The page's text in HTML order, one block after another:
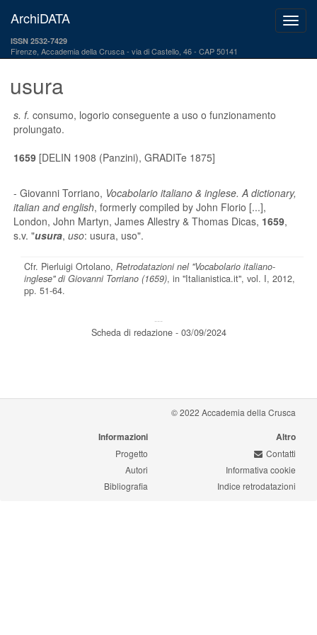
ArchiDATA
ISSN 2532-7429
Firenze, Accademia della Crusca via di Castello, 46 - CAP 50141
usura
s. f. consumo, logorio conseguente a uso o funzionamento
prolungato.
1659[DELIN 1908 (Panzini), GRADITe 1875]
- Giovanni Torriano, Vocabolario italiano & inglese. A dictionary,
italian and english, formerly compiled by John Florio [...],
London, John Martyn, James Allestry & Thomas Dicas, 1659,
s.v. "usura, uso: usura, uso".
Cfr. Pierluigi Ortolano, Retrodatazioni nel "Vocabolario italiano-
inglese" di Giovanni Torriano (1659), in "Italianistica.it", vol. I, 2012,
pp. 51-64.
---
Scheda di redazione - 03/09/2024
© 2022 Accademia della Crusca
Informazioni
Progetto
Autori
Bibliografia
Altro
Contatti
Informativa cookie
Indice retrodatazioni